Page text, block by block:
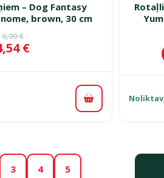
– Dog Fantasy
brown, 30 cm
Oriģinālā cena
6,99 €
€
Pievienot
3 4 5